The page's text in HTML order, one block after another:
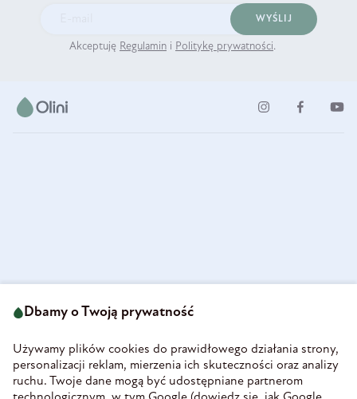
WYŚLIJ
Akceptuję Regulamin i Politykę prywatności.
58-160 Świebodzice
REGON 890213034
INFORMACJE
Dbamy o Twoją prywatność
Używamy plików cookies do prawidłowego działania strony,
personalizacji reklam, mierzenia ich skuteczności oraz analizy
ruchu. Twoje dane mogą być udostępniane partnerom